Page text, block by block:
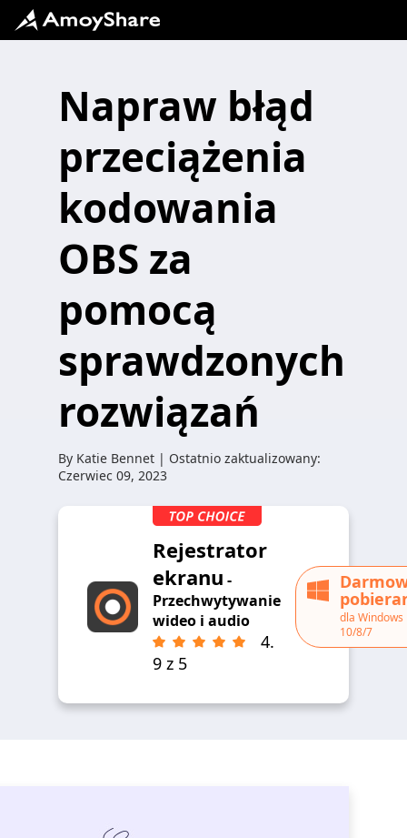
Napraw błąd
przeciążenia
kodowania
OBS za
pomocą
sprawdzonych
rozwiązań
By Katie Bennet | Ostatnio zaktualizowany:
Czerwiec 09, 2023
Rejestrator
ekranu -
Przechwytywanie
wideo i audio
4.
9 z 5
dla Windows
10/8/7